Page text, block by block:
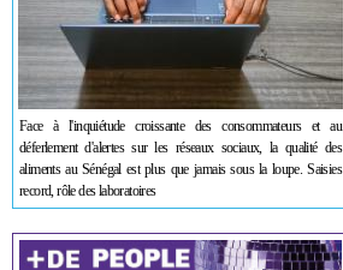
Face à l'inquiétude croissante des consommateurs et au
déferlement d'alertes sur les réseaux sociaux, la qualité des
aliments au Sénégal est plus que jamais sous la loupe. Saisies
record, rôle des laboratoires